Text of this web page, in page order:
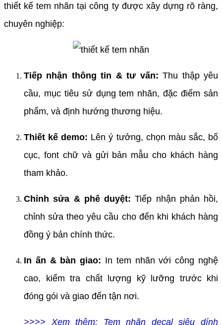
thiết kế tem nhãn tại công ty được xây dựng rõ ràng,
chuyên nghiệp:
Tiếp nhận thông tin & tư vấn: Thu thập yêu
cầu, mục tiêu sử dụng tem nhãn, đặc điểm sản
phẩm, và định hướng thương hiệu.
Thiết kế demo: Lên ý tưởng, chọn màu sắc, bố
cục, font chữ và gửi bản mẫu cho khách hàng
tham khảo.
Chỉnh sửa & phê duyệt: Tiếp nhận phản hồi,
chỉnh sửa theo yêu cầu cho đến khi khách hàng
đồng ý bản chính thức.
In ấn & bàn giao: In tem nhãn với công nghệ
cao, kiểm tra chất lượng kỹ lưỡng trước khi
đóng gói và giao đến tận nơi.
>>>> Xem thêm: Tem nhãn decal siêu dính